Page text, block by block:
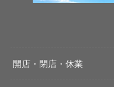
開店・閉店・休業